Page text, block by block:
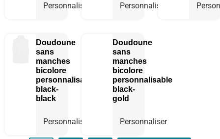
Personnaliser Personnaliser
Doudoune
sans
manches
bicolore
personnalisable
black-
black
Personnaliser
Doudoune
sans
manches
bicolore
personnalisable
black-
gold
Personnaliser